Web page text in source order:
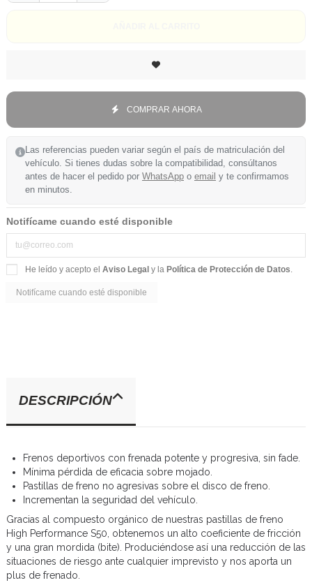
COMPRAR AHORA
Las referencias pueden variar según el país de matriculación del
vehículo. Si tienes dudas sobre la compatibilidad, consúltanos
antes de hacer el pedido por WhatsApp o email y te confirmamos
en minutos.
Notifícame cuando esté disponible
He leído y acepto el Aviso Legal y la Política de Protección de Datos
DESCRIPCIÓN
Frenos deportivos con frenada potente y progresiva, sin fade.
Mínima pérdida de eficacia sobre mojado.
Pastillas de freno no agresivas sobre el disco de freno.
Incrementan la seguridad del vehículo.
Gracias al compuesto orgánico de nuestras pastillas de freno
High Performance S50, obtenemos un alto coeficiente de fricción
y una gran mordida (bite). Produciéndose así una reducción de las
situaciones de riesgo ante cualquier imprevisto y nos aporta un
plus de frenado.